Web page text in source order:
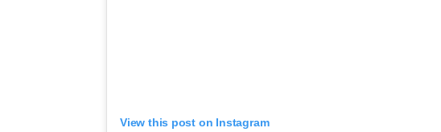
View this post on Instagram